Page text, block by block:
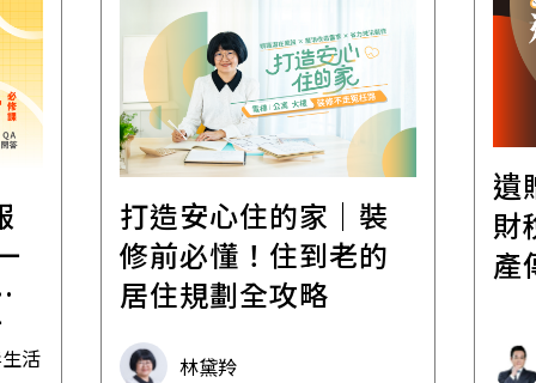
活
打造安心住的家｜裝
修前必懂！住到老的
居住規劃全攻略
林黛羚
遺
財
產